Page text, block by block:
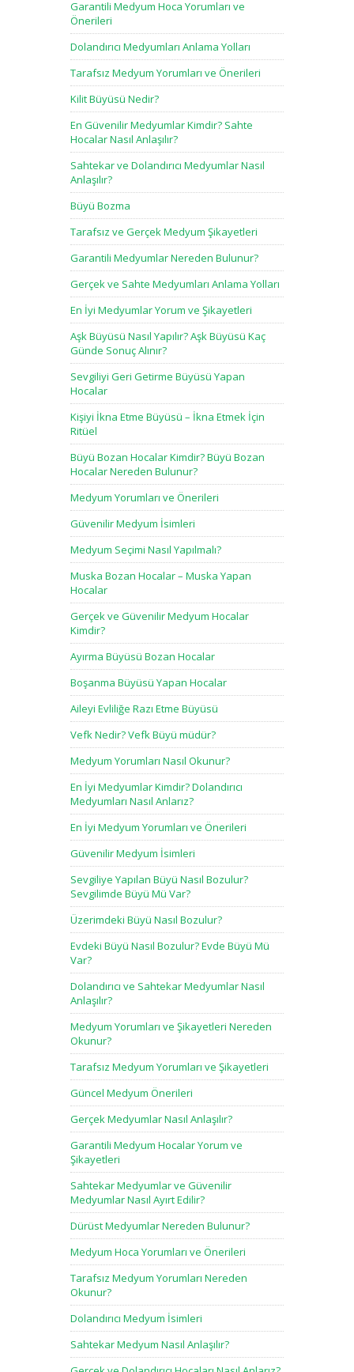
Garantili Medyum Hoca Yorumları ve
Önerileri
Dolandırıcı Medyumları Anlama Yolları
Tarafsız Medyum Yorumları ve Önerileri
Kilit Büyüsü Nedir?
En Güvenilir Medyumlar Kimdir? Sahte
Hocalar Nasıl Anlaşılır?
Sahtekar ve Dolandırıcı Medyumlar Nasıl
Anlaşılır?
Büyü Bozma
Tarafsız ve Gerçek Medyum Şikayetleri
Garantili Medyumlar Nereden Bulunur?
Gerçek ve Sahte Medyumları Anlama Yolları
En İyi Medyumlar Yorum ve Şikayetleri
Aşk Büyüsü Nasıl Yapılır? Aşk Büyüsü Kaç
Günde Sonuç Alınır?
Sevgiliyi Geri Getirme Büyüsü Yapan
Hocalar
Kişiyi İkna Etme Büyüsü – İkna Etmek İçin
Ritüel
Büyü Bozan Hocalar Kimdir? Büyü Bozan
Hocalar Nereden Bulunur?
Medyum Yorumları ve Önerileri
Güvenilir Medyum İsimleri
Medyum Seçimi Nasıl Yapılmalı?
Muska Bozan Hocalar – Muska Yapan
Hocalar
Gerçek ve Güvenilir Medyum Hocalar
Kimdir?
Ayırma Büyüsü Bozan Hocalar
Boşanma Büyüsü Yapan Hocalar
Aileyi Evliliğe Razı Etme Büyüsü
Vefk Nedir? Vefk Büyü müdür?
Medyum Yorumları Nasıl Okunur?
En İyi Medyumlar Kimdir? Dolandırıcı
Medyumları Nasıl Anlarız?
En İyi Medyum Yorumları ve Önerileri
Güvenilir Medyum İsimleri
Sevgiliye Yapılan Büyü Nasıl Bozulur?
Sevgilimde Büyü Mü Var?
Üzerimdeki Büyü Nasıl Bozulur?
Evdeki Büyü Nasıl Bozulur? Evde Büyü Mü
Var?
Dolandırıcı ve Sahtekar Medyumlar Nasıl
Anlaşılır?
Medyum Yorumları ve Şikayetleri Nereden
Okunur?
Tarafsız Medyum Yorumları ve Şikayetleri
Güncel Medyum Önerileri
Gerçek Medyumlar Nasıl Anlaşılır?
Garantili Medyum Hocalar Yorum ve
Şikayetleri
Sahtekar Medyumlar ve Güvenilir
Medyumlar Nasıl Ayırt Edilir?
Dürüst Medyumlar Nereden Bulunur?
Medyum Hoca Yorumları ve Önerileri
Tarafsız Medyum Yorumları Nereden
Okunur?
Dolandırıcı Medyum İsimleri
Sahtekar Medyum Nasıl Anlaşılır?